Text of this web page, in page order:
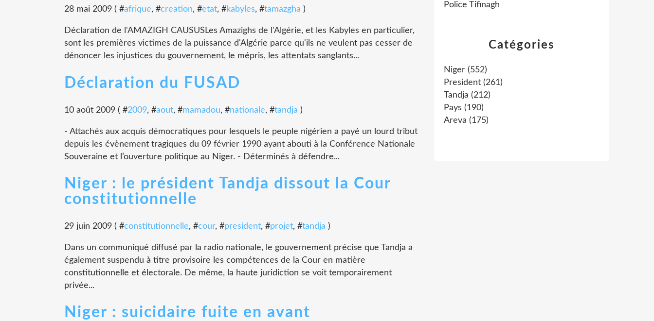
28 mai 2009 ( #afrique, #creation, #etat, #kabyles, #tamazgha )
Déclaration de l'AMAZIGH CAUSUSLes Amazighs de l'Algérie, et les Kabyles en particulier,
sont les premières victimes de la puissance d'Algérie parce qu'ils ne veulent pas cesser de
dénoncer les injustices du gouvernement, le mépris, les attentats sanglants...
Déclaration du FUSAD
10 août 2009 ( #2009, #aout, #mamadou, #nationale, #tandja )
- Attachés aux acquis démocratiques pour lesquels le peuple nigérien a payé un lourd tribut
depuis les évènement tragiques du 09 février 1990 ayant abouti à la Conférence Nationale
Souveraine et l’ouverture politique au Niger. - Déterminés à défendre...
Niger : le président Tandja dissout la Cour
constitutionnelle
29 juin 2009 ( #constitutionnelle, #cour, #president, #projet, #tandja )
Dans un communiqué diffusé par la radio nationale, le gouvernement précise que Tandja a
également suspendu à titre provisoire les compétences de la Cour en matière
constitutionnelle et électorale. De même, la haute juridiction se voit temporairement
privée...
Niger : suicidaire fuite en avant
Catégories
Niger (552)
President (261)
Tandja (212)
Pays (190)
Areva (175)
Police Tifinagh